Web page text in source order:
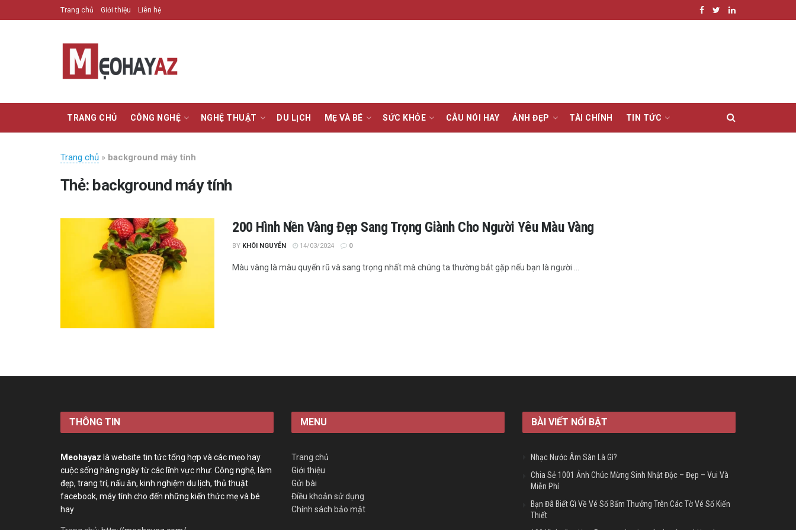
Trang chủ Giới thiệu Liên hệ
TRANG CHỦ CÔNG NGHỆ NGHỆ THUẬT DU LỊCH MẸ VÀ BÉ SỨC KHỎE CÂU NÓI HAY ẢNH ĐẸP TÀI CHÍNH TIN TỨC
Trang chủ » background máy tính
Thẻ: background máy tính
200 Hình Nền Vàng Đẹp Sang Trọng Giành Cho Người Yêu Màu Vàng
BY KHÔI NGUYỄN 14/03/2024 0
Màu vàng là màu quyến rũ và sang trọng nhất mà chúng ta thường bắt gặp nếu bạn là người ...
THÔNG TIN
Meohayaz là website tin tức tổng hợp và các mẹo hay
cuộc sống hàng ngày từ các lĩnh vực như: Công nghệ, làm
đẹp, trang trí, nấu ăn, kinh nghiệm du lịch, thủ thuật
facebook, máy tính cho đến những kiến thức mẹ và bé
hay
MENU
Trang chủ
Giới thiệu
Gửi bài
Điều khoản sử dụng
Chính sách bảo mật
BÀI VIẾT NỔI BẬT
Nhạc Nước Âm Sàn Là Gì?
Chia Sẻ 1001 Ảnh Chúc Mừng Sinh Nhật Độc – Đẹp – Vui Và
Miễn Phí
Bạn Đã Biết Gì Về Vé Số Bấm Thưởng Trên Các Tờ Vé Số Kiến
Thiết